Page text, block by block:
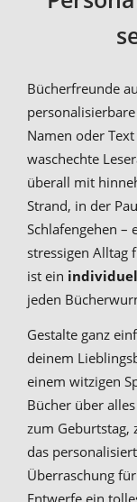
Bücherfreunde
Namen oder
waschechte
überall mit
Strand, in der
Schlafengehen –
stressigen Alltag
ist ein
jeden
Gestalte ganz
deinem
einem witzigen
Bücher über
zum Geburtstag,
das
Überraschung